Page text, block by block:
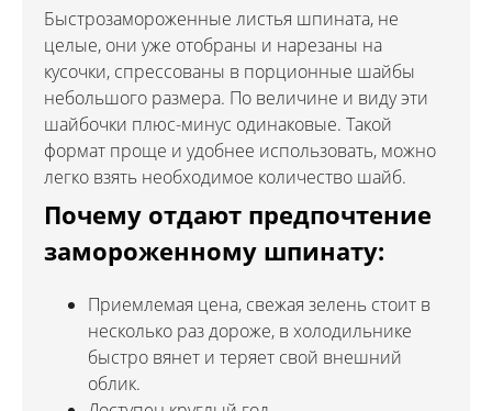
Быстрозамороженные листья шпината, не
целые, они уже отобраны и нарезаны на
кусочки, спрессованы в порционные шайбы
небольшого размера. По величине и виду эти
шайбочки плюс-минус одинаковые. Такой
формат проще и удобнее использовать, можно
легко взять необходимое количество шайб.
Почему отдают предпочтение
замороженному шпинату:
Приемлемая цена, свежая зелень стоит в
несколько раз дороже, в холодильнике
быстро вянет и теряет свой внешний
облик.